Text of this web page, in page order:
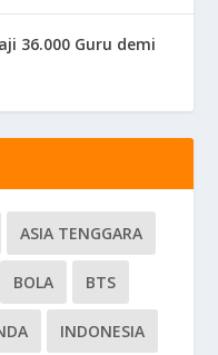
36.000 Guru demi
ASIA TENGGARA
BOLA BTS
INDONESIA